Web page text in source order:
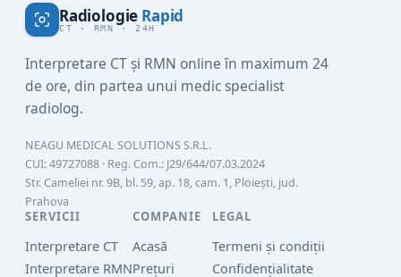
Radiologie Rapid
CT · RMN · 24H
Interpretare CT și RMN online în maximum 24
de ore, din partea unui medic specialist
radiolog.
NEAGU MEDICAL SOLUTIONS S.R.L.
CUI:49727088 · Reg. Com.: J29/644/07.03.2024
Str. Cameliei nr. 9B, bl. 59, ap. 18, cam. 1, Ploiești, jud.
Prahova
SERVICII
Interpretare CT
Interpretare RMN
COMPANIE
Acasă
Prețuri
LEGAL
Termeni și condiții
Confidențialitate